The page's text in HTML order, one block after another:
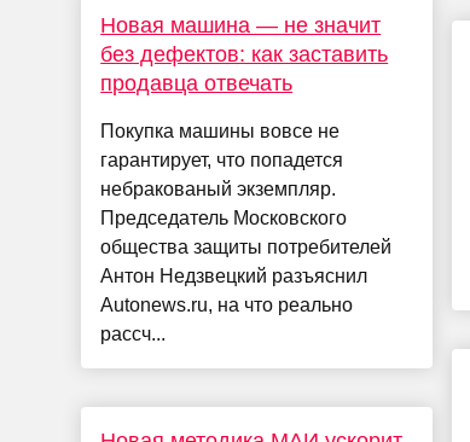
Новая машина — не значит
без дефектов: как заставить
продавца отвечать
Покупка машины вовсе не
гарантирует, что попадется
небракованый экземпляр.
Председатель Московского
общества защиты потребителей
Антон Недзвецкий разъяснил
Autonews.ru, на что реально
рассч...